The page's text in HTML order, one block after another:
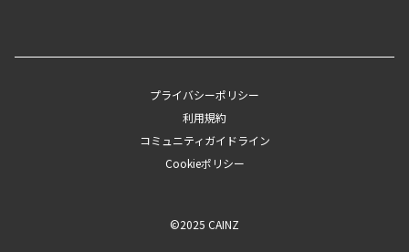
プライバシーポリシー
利用規約
コミュニティガイドライン
Cookieポリシー
©︎2025 CAINZ